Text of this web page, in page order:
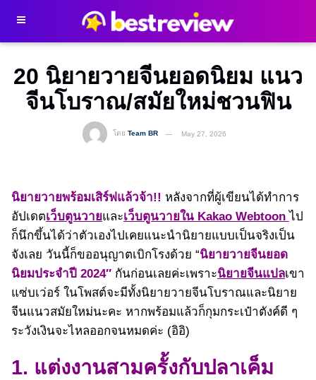
20 นิยายวายจีนยอดนิยม แนว
จีนโบราณ/สมัยใหม่ชวนฟิน
โดย Team BR May 27, 2026
นิยายวายพร้อมเสิร์ฟแล้วจ้า!! หลังจากที่ผู้เขียนได้ทำการ
อัปเดตเว็บตูนวายและเว็บตูนวายใน Kakao Webtoon ไป
ก็นึกขึ้นได้ว่าตัวเองไปเคยแนะนำนิยายแบบเป็นจริงเป็น
จังเลย วันนี้ก็ขออนุญาตเบิกโรงด้วย “นิยายวายจีนยอด
นิยมประจำปี 2024″ กันก่อนเลยค่ะเพราะนิยายจีนแปลเขา
แซ่บเว่อร์ ในโพสต์จะมีทั้งนิยายวายจีนโบราณและนิยาย
จีนแนวสมัยใหม่นะคะ หากพร้อมแล้วก็กุมกระเป๋าตังค์ดี ๆ
ระวังเงินจะไหลออกจนหมดค่ะ (อิอิ)
1. แต่งงานสามครั้งกับปลาเค็ม